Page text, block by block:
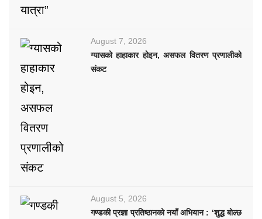
August 7, 2026
ग्यासको हाहाकार होइन, असफल वितरण प्रणालीको
संकट
August 5, 2026
गण्डकी प्रज्ञा प्रतिष्ठानको नयाँ अभियान : ‘शुद्ध बोल्छ